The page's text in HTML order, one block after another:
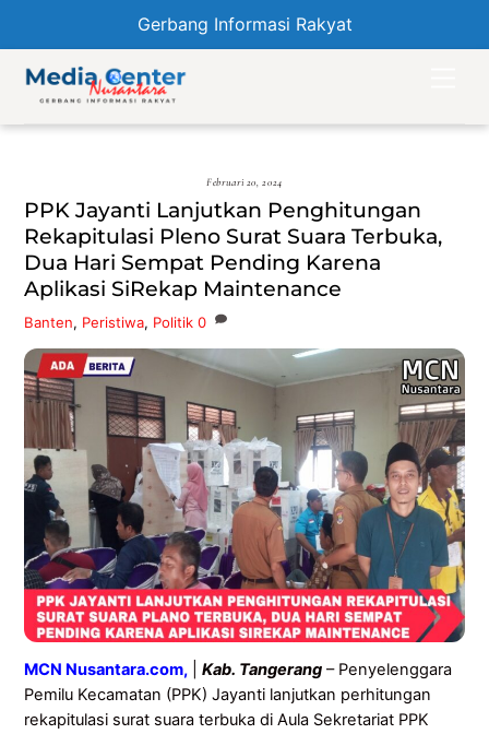
Gerbang Informasi Rakyat
content
Februari 20, 2024
PPK Jayanti Lanjutkan Penghitungan
Rekapitulasi Pleno Surat Suara Terbuka,
Dua Hari Sempat Pending Karena
Aplikasi SiRekap Maintenance
Banten, Peristiwa, Politik 0
MCN Nusantara.com, |Kab. Tangerang – Penyelenggara
Pemilu Kecamatan (PPK) Jayanti lanjutkan perhitungan
rekapitulasi surat suara terbuka di Aula Sekretariat PPK